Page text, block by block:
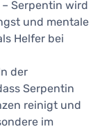
– Serpentin wird
und mentale
Helfer bei
der
Serpentin
reinigt und
im